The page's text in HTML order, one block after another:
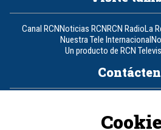
Canal RCNNoticias RCNRCN RadioLa
Nuestra Tele Internacional
Un producto de RCN